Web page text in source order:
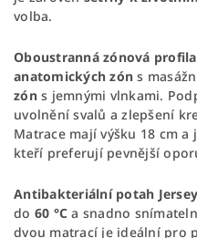
volba.
Oboustranná zónová
anatomických zón s
zóns jemnými vlnkami.
uvolnění svalů a zlepšení
Matrace mají výšku 18 cm a
kteří preferují pevnější
Antibakteriální potah Jersey
do 60 °C a snadno
dvou matrací je ideální pro